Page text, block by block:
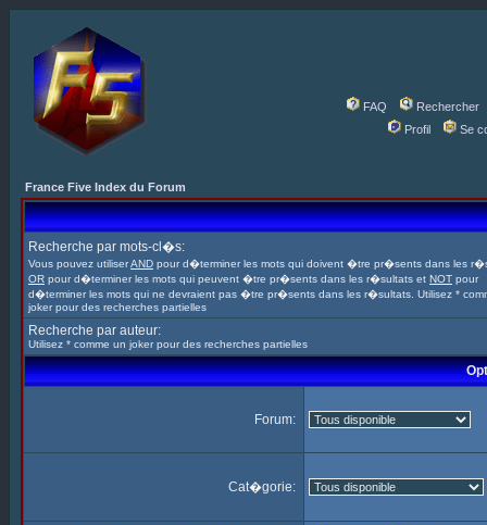
FAQ
Rechercher
Profil
Se
France Five Index du Forum
Recherche par mots-cl�s:
Vous pouvez utiliserAND pour d�terminer les mots qui doivent �tre pr�sents dans les
OR pour d�terminer les mots qui peuvent �tre pr�sents dans les r�sultats et NOT pour
d�terminer les mots qui ne devraient pas �tre pr�sents dans les r�sultats. Utilisez *
joker pour des recherches partielles
Recherche par auteur:
Utilisez * comme un joker pour des recherches partielles
Forum:
Cat�gorie: